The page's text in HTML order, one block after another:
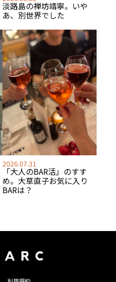
淡路島の禅坊靖寧。いや
あ、別世界でした
2026.07.31
「大人のBAR活」のすす
め。大草直子お気に入り
BARは？